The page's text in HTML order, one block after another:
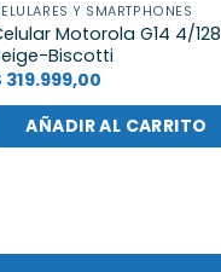
Y SMARTPHONES
Motorola G14 4/128
Biscotti
319.999,00
AÑADIR AL CARRITO